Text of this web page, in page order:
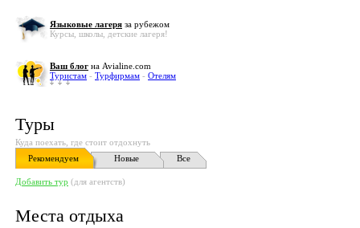
Языковые лагеря за рубежом
Курсы, школы, детские лагеря!
Ваш блог на Avialine.com
Туристам - Турфирмам - Отелям
Туры
Куда поехать, где стоит отдохнуть
Рекомендуем
Новые Все
Добавить тур (для агентств)
Места отдыха